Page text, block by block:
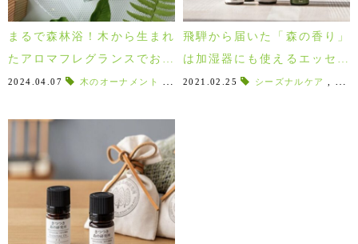
まるで森林浴！木から生まれ
たアロマフレグランスでお部
屋を癒し空間に♪
2024.04.07 木のオーナメント 木から生まれたオイル,リードスティック
飛騨から届いた「森の香り」
は加湿器にも使えるエッセン
シャルオイル♪入れるだけでス
2021.02.25 シーズナルケア